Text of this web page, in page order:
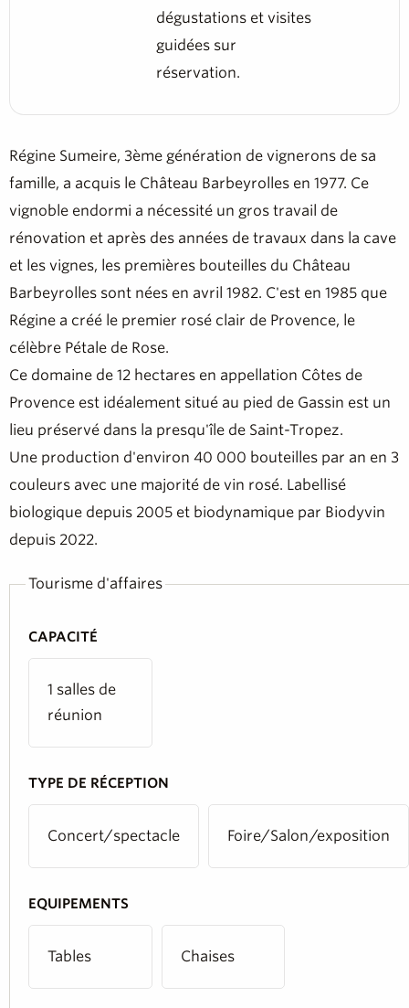
dégustations et visites
guidées sur
réservation.
Régine Sumeire, 3ème génération de vignerons de sa
famille, a acquis le Château Barbeyrolles en 1977. Ce
vignoble endormi a nécessité un gros travail de
rénovation et après des années de travaux dans la cave
et les vignes, les premières bouteilles du Château
Barbeyrolles sont nées en avril 1982. C'est en 1985 que
Régine a créé le premier rosé clair de Provence, le
célèbre Pétale de Rose.
Ce domaine de 12 hectares en appellation Côtes de
Provence est idéalement situé au pied de Gassin est un
lieu préservé dans la presqu'île de Saint-Tropez.
Une production d'environ 40 000 bouteilles par an en 3
couleurs avec une majorité de vin rosé. Labellisé
biologique depuis 2005 et biodynamique par Biodyvin
depuis 2022.
Tourisme d'affaires
CAPACITÉ
1 salles de
réunion
TYPE DE RÉCEPTION
Concert/spectacle Foire/Salon/exposition
EQUIPEMENTS
Tables Chaises